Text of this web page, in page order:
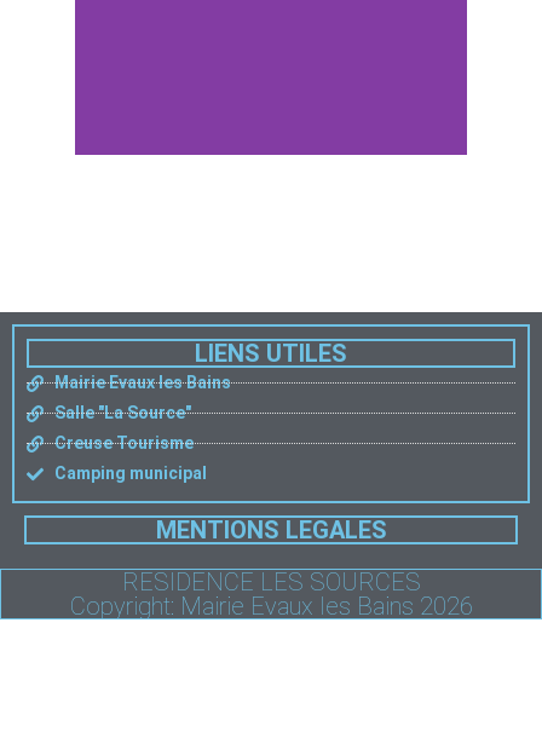
MENTIONS LEGALES
LIENS UTILES
Mairie Evaux les Bains
Salle "La Source"
Creuse Tourisme
Camping municipal
RESIDENCE LES SOURCES
Copyright: Mairie Evaux les Bains 2026